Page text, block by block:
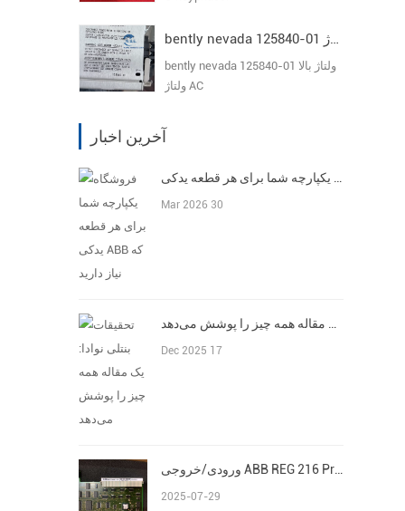
bently nevada 125840-01 ولتاژ بالا ولتاژ AC
bently nevada 125840-01 ولتاژ بالا
ولتاژ AC
آخرین اخبار
فروشگاه یکپارچه شما برای هر قطعه یدکی ABB که نیاز دارید
Mar 2026 30
تحقیقات بنتلی نوادا: یک مقاله همه چیز را پوشش می‌دهد
Dec 2025 17
ورودی/خروجی ABB REG 216 Procontrol P13 Advant/AC 800M S800
2025-07-29